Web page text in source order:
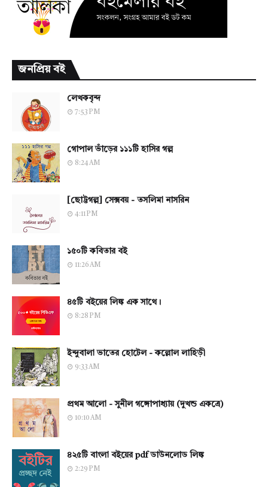
জনপ্রিয় বই
লেখকবৃন্দ
7:53 PM
গোপাল ভাঁড়ের ১১১টি হাসির গল্প
8:24 AM
[ছোট্টগল্প] সেক্সবয় - তসলিমা নাসরিন
4:11 PM
১৫০টি কবিতার বই
11:26 AM
৪৫টি বইয়ের লিঙ্ক এক সাথে।
8:28 PM
ইন্দুবালা ভাতের হোটেল - কল্লোল লাহিড়ী
9:33 AM
প্রথম আলো - সুনীল গঙ্গোপাধ্যায় (দুখন্ড একত্রে)
10:10 AM
৪২৫টি বাংলা বইয়ের pdf ডাউনলোড লিঙ্ক
2:29 PM